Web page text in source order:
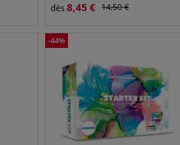
dès 8,45 € 14,50€
-44%